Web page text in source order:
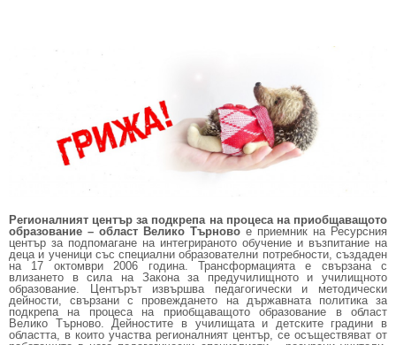
Регионалният център за подкрепа на процеса на приобщаващото
образование – област Велико Търново е приемник на Ресурсния
център за подпомагане на интегрираното обучение и възпитание на
деца и ученици със специални образователни потребности, създаден
на 17 октомври 2006 година. Трансформацията е свързана с
влизането в сила на Закона за предучилищното и училищното
образование. Центърът извършва педагогически и методически
дейности, свързани с провеждането на държавната политика за
подкрепа на процеса на приобщаващото образование в област
Велико Търново. Дейностите в училищата и детските градини в
областта, в които участва регионалният център, се осъществяват от